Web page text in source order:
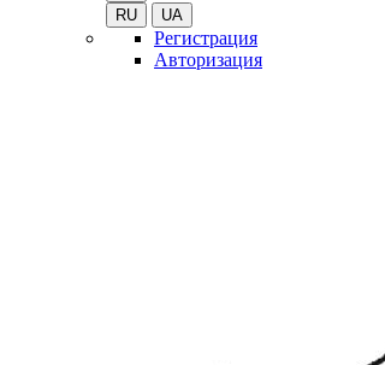
RU
UA
Регистрация
Авторизация